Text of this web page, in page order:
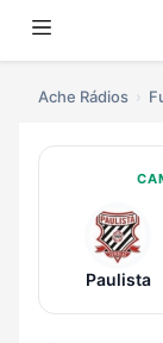
Ache Rádios
Ouvir
Paulista